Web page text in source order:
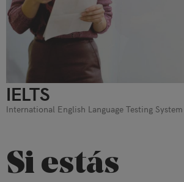
IELTS
International English Language Testing System
Si estás